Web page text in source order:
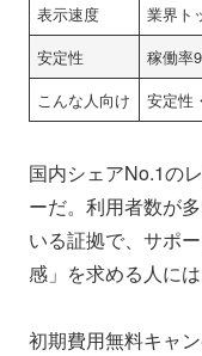
表示速度
業界ト
安定性
稼働率
こんな人向け
安定性
国内シェアNo.1の
ーだ。利用者数が
いる証拠で、サポ
感」を求める人に
初期費用無料キャ